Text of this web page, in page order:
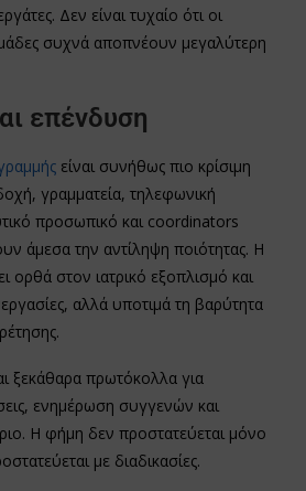
Δεν είναι τυχαίο ότι οι
συχνά αποπνέουν μεγαλύτερη
επένδυση
είναι συνήθως πιο κρίσιμη
γραμματεία, τηλεφωνική
προσωπικό και coordinators
άμεσα την αντίληψη ποιότητας. Η
ορθά στον ιατρικό εξοπλισμό και
αλλά υποτιμά τη βαρύτητα
ξεκάθαρα πρωτόκολλα για
ενημέρωση συγγενών και
Η φήμη δεν προστατεύεται μόνο
με διαδικασίες.